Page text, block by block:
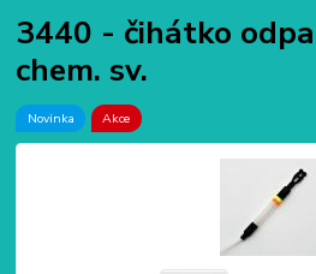
3440 - čihátko
chem. sv.
Novinka Akce